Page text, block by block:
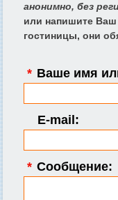
анонимно, без
или напишите
гостиницы, они
* Ваше имя
E-mail:
* Сообщение: